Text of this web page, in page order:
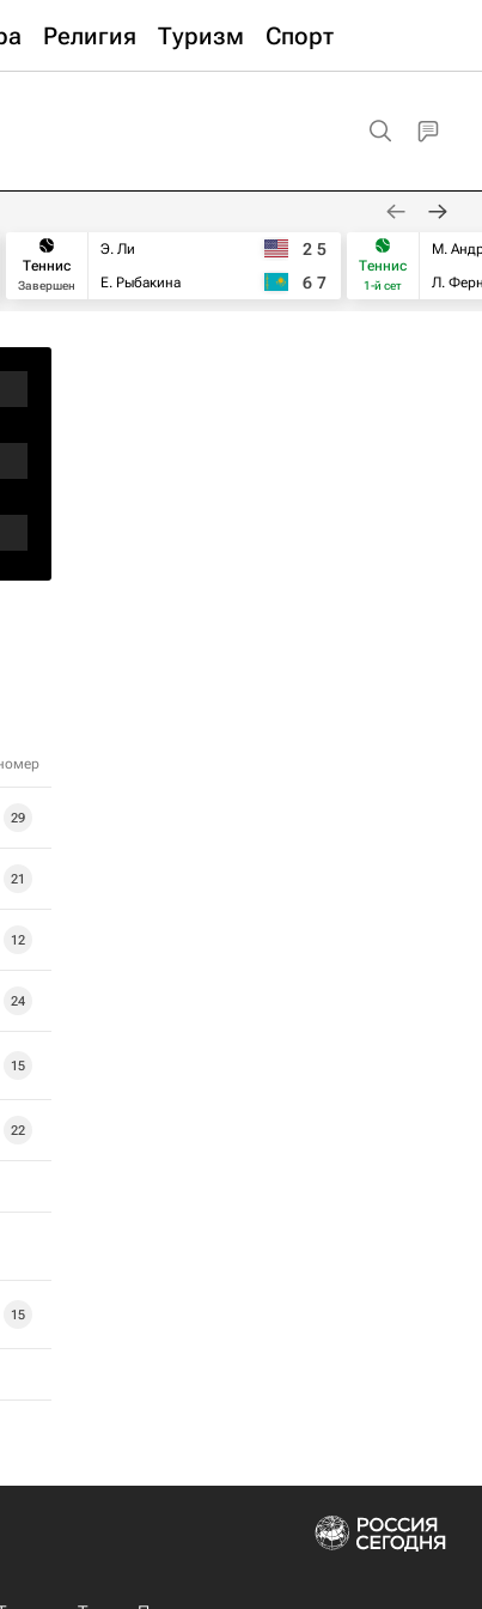
Религия Туризм Спорт
Теннис
Завершен
Э. Ли
Е. Рыбакина
2 5
6 7
Теннис
1-й сет
М.
Л.
29
21
12
24
15
22
15